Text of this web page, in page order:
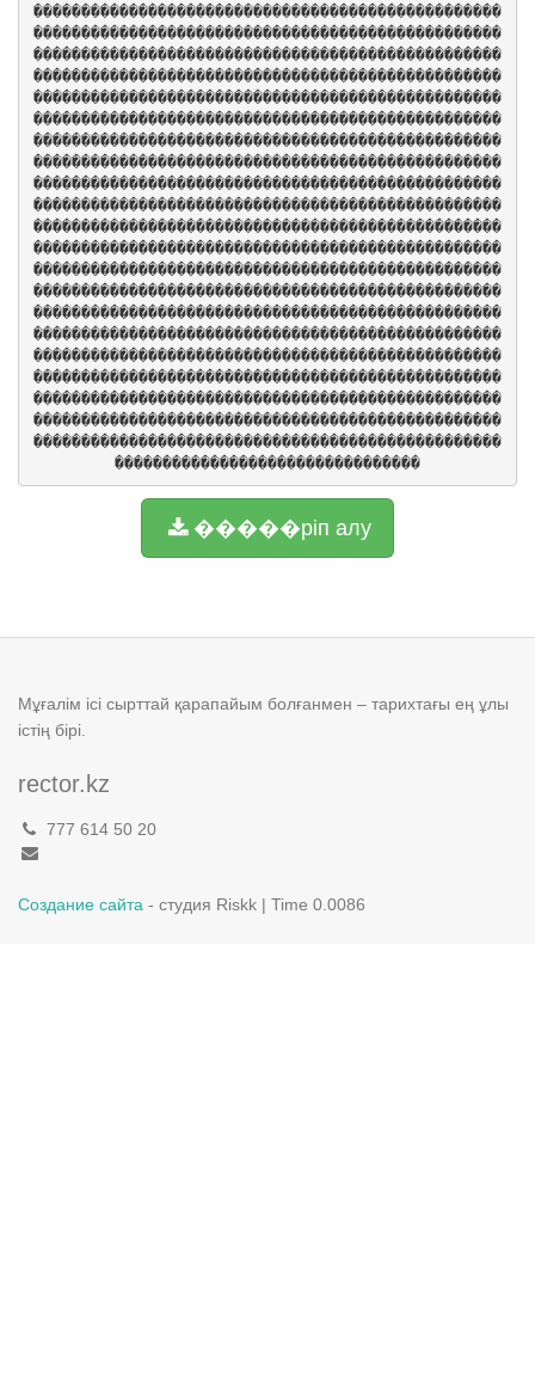
�����ріп алу
Мұғалім ісі сырттай қарапайым болғанмен – тарихтағы ең ұлы
істің бірі.
rector.kz
777 614 50 20
Создание сайта - студия Riskk | Time 0.0086